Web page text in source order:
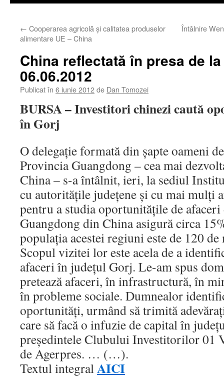
← Cooperarea agricolă şi calitatea produselor
alimentare UE – China
Întâlnire
China reflectată în presa de
06.06.2012
Publicat în 6 iunie 2012de Dan Tomozei
BURSA – Investitori chinezi caută
în Gorj
O delegaţie formată din şapte oameni
Provincia Guangdong – cea mai
China – s-a întâlnit, ieri, la sediul
cu autorităţile judeţene şi cu mai mulţi
pentru a studia oportunităţile de
Guangdong din China asigură circa
populaţia acestei regiuni este de 120
Scopul vizitei lor este acela de a
afaceri în judeţul Gorj. Le-am spus
pretează afaceri, în infrastructură, în
în probleme sociale. Dumnealor
oportunităţi, urmând să trimită
care să facă o infuzie de capital în
preşedintele Clubului Investitorilor 01
de Agerpres. … (…).
Textul integralAICI